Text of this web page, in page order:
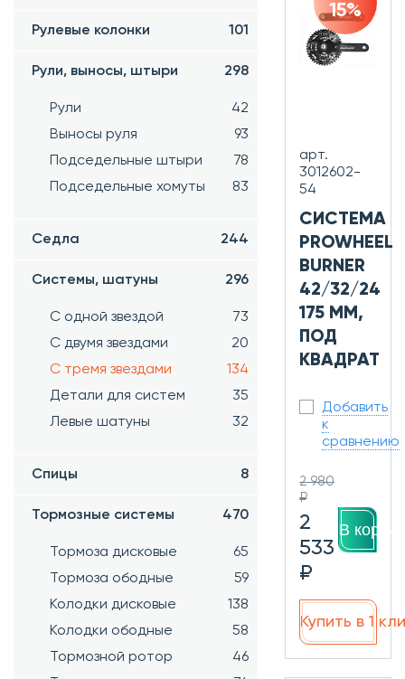
Рулевые колонки 101
Рули, выносы, штыри 298
Рули
42
Выносы руля
93
Подседельные штыри
78
Подседельные хомуты
83
Седла 244
Системы, шатуны 296
С одной звездой
73
С двумя звездами
20
С тремя звездами
134
Детали для систем
35
Левые шатуны
32
Спицы 8
Тормозные системы 470
Тормоза дисковые
65
Тормоза ободные
59
Колодки дисковые
138
Колодки ободные
58
Тормозной ротор
46
15%
арт.
3012602-
54
СИСТЕМА
PROWHEEL
BURNER
42/32/24
175 ММ,
ПОД
КВАДРАТ
Добавить
к
сравнению
2 980
₽
2
533
₽
В
Купить в 1